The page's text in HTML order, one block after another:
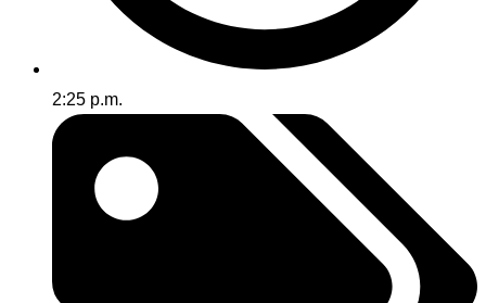
2:25 p.m.